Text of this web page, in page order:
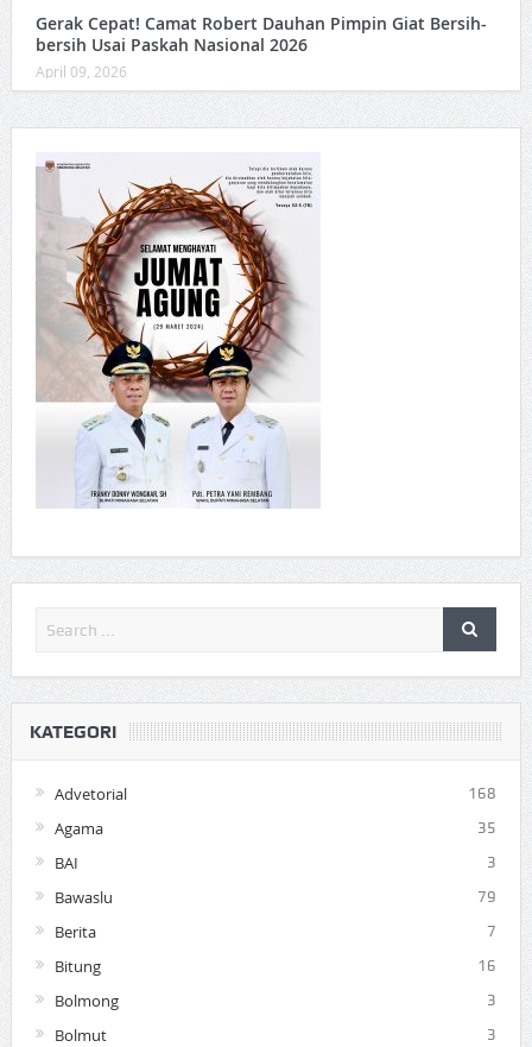
Gerak Cepat! Camat Robert Dauhan Pimpin Giat Bersih-
bersih Usai Paskah Nasional 2026
April 09, 2026
KATEGORI
Advetorial 168
Agama 35
BAI 3
Bawaslu 79
Berita 7
Bitung 16
Bolmong 3
Bolmut 3